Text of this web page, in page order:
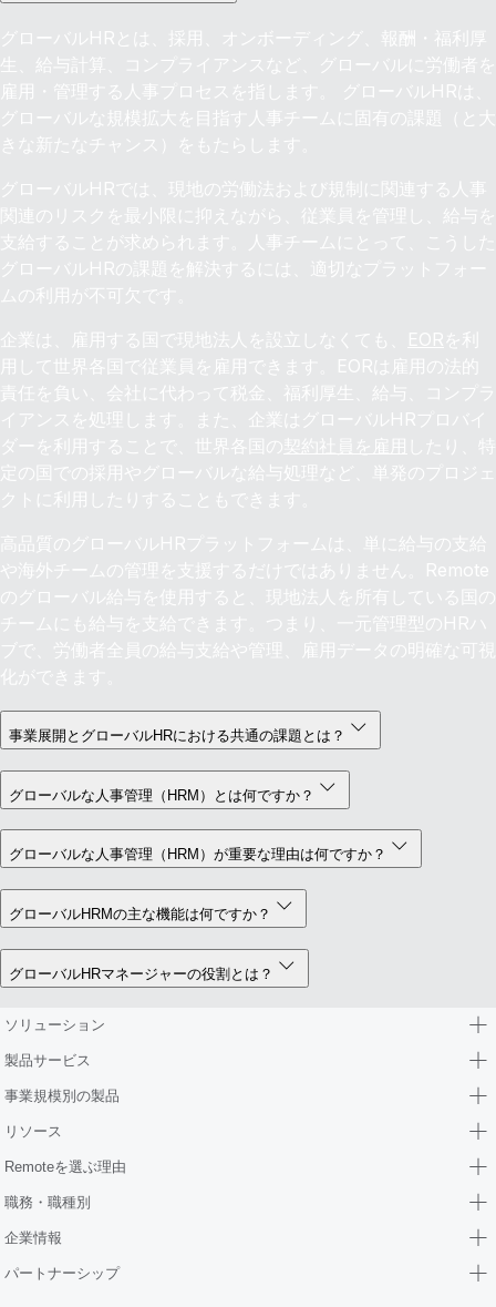
グローバルHRとは、採用、オンボーディング、報酬・福利厚
生、給与計算、コンプライアンスなど、グローバルに労働者を
雇用・管理する人事プロセスを指します。 グローバルHRは、
グローバルな規模拡大を目指す人事チームに固有の課題（と大
きな新たなチャンス）をもたらします。
グローバルHRでは、現地の労働法および規制に関連する人事
関連のリスクを最小限に抑えながら、従業員を管理し、給与を
支給することが求められます。人事チームにとって、こうした
グローバルHRの課題を解決するには、適切なプラットフォー
ムの利用が不可欠です。
企業は、雇用する国で現地法人を設立しなくても、 EOR を利
用して世界各国で従業員を雇用できます。EORは雇用の法的
責任を負い、会社に代わって税金、福利厚生、給与、コンプラ
イアンスを処理します。また、企業はグローバルHRプロバイ
ダーを利用することで、世界各国の 契約社員を雇用
したり、特
定の国での採用やグローバルな給与処理など、単発のプロジェ
クトに利用したりすることもできます。
高品質のグローバルHRプラットフォームは、単に給与の支給
や海外チームの管理を支援するだけではありません。Remote
のグローバル給与を使用すると、現地法人を所有している国の
チームにも給与を支給できます。つまり、一元管理型のHRハ
ブで、労働者全員の給与支給や管理、雇用データの明確な可視
化ができます。
事業展開とグローバルHRにおける共通の課題とは？
グローバルな人事管理（HRM）とは何ですか？
グローバルな人事管理（HRM）が重要な理由は何ですか？
グローバルHRMの主な機能は何ですか？
グローバルHRマネージャーの役割とは？
ソリューション
製品サービス
事業規模別の製品
リソース
Remoteを選ぶ理由
職務・職種別
企業情報
パートナーシップ